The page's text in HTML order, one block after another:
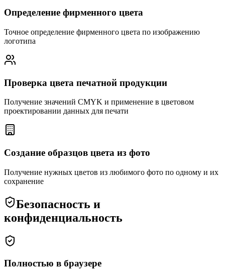
Определение фирменного цвета
Точное определение фирменного цвета по изображению
логотипа
Проверка цвета печатной продукции
Получение значений CMYK и применение в цветовом
проектировании данных для печати
Создание образцов цвета из фото
Получение нужных цветов из любимого фото по одному и их
сохранение
Безопасность и
конфиденциальность
Полностью в браузере